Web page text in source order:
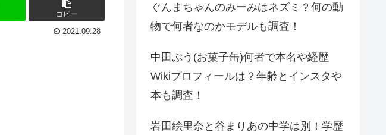
コピー
2021.09.28
ぐんまちゃんのみーみはネズミ？何の動
物で何者なのかモデルも調査！
中田ぷう(お菓子缶)何者で本名や経歴
Wikiプロフィールは？年齢とインスタや
本も調査！
岩田絵里奈と谷まりあの中学は別！学歴